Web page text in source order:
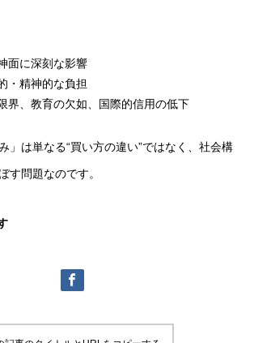
面に深刻な影響
・精神的な負担
界、教育の欠如、国際的信用の低下
」は単なる“買い方の違い”ではなく、社会構
す問題なのです。